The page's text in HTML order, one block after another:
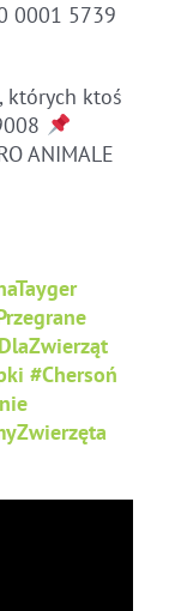
0001 5739
których ktoś
ANIMALE
#Chersoń